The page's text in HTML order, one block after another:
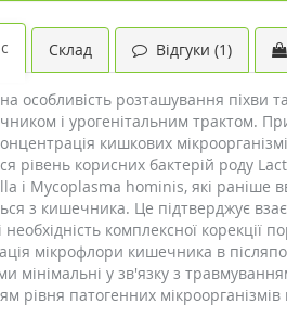
Склад Відгуки (1)
особливість розташування піхви
і урогенітальним трактом.
кишкових
рівень корисних бактерій роду
і Mycoplasma hominis, які раніше
з кишечника. Це підтверджує
необхідність комплексної
мікрофлори кишечника в
мінімальні у зв'язку з
рівня патогенних мікроорганізмів